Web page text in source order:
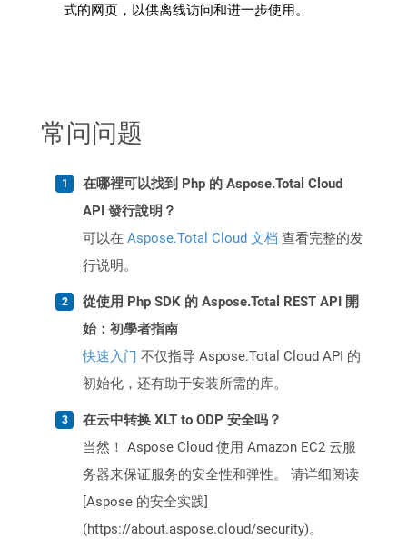
式的网页，以供离线访问和进一步使用。
常问问题
在哪裡可以找到 Php 的 Aspose.Total Cloud
API 發行說明？
可以在 Aspose.Total Cloud 文档 查看完整的发
行说明。
從使用 Php SDK 的 Aspose.Total REST API 開
始：初學者指南
快速入门 不仅指导 Aspose.Total Cloud API 的
初始化，还有助于安装所需的库。
在云中转换 XLT to ODP 安全吗？
当然！ Aspose Cloud 使用 Amazon EC2 云服
务器来保证服务的安全性和弹性。 请详细阅读
[Aspose 的安全实践]
(https://about.aspose.cloud/security)。